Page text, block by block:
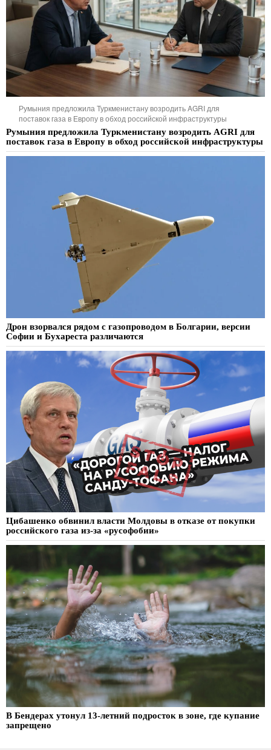
Румыния предложила Туркменистану возродить AGRI для
поставок газа в Европу в обход российской инфраструктуры
Румыния предложила Туркменистану возродить AGRI для
поставок газа в Европу в обход российской инфраструктуры
Дрон взорвался рядом с газопроводом в Болгарии, версии
Софии и Бухареста различаются
Цибашенко обвинил власти Молдовы в отказе от покупки
российского газа из-за «русофобии»
В Бендерах утонул 13-летний подросток в зоне, где купание
запрещено